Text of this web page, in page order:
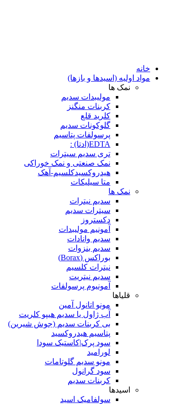
خانه
مواد اولیه (اسیدها و بازها)
نمک ها
مولیبدات سدیم
کربنات منگنز
کلرید قلع
گلوکونات سدیم
پرسولفات پتاسیم
EDTA(ادتا) :
تری سدیم سیترات
نمک صنعتی و نمک خوراکی
هیدروکسیدکلسیم-آهک
متا سیلیکات
نمک ها
سدیم نیترات
سیترات سدیم
دکستروز
آمونیم مولیبدات
سدیم وانادات
سدیم بنزوات
بوراکس (Borax)
نیترات کلسیم
سدیم نیتریت
آمونیوم پرسولفات
قلیاها
مونو اتانول آمین
آب ژاول یا سدیم هیپو کلریت
بی کربنات سدیم (جوش شیرین)
پتاسیم هیدروکسید
سود پرک|کاستیک سودا
لورامید
مونو سدیم گلوتامات
سود گرانول
کربنات سدیم
اسیدها
سولفامیک اسید